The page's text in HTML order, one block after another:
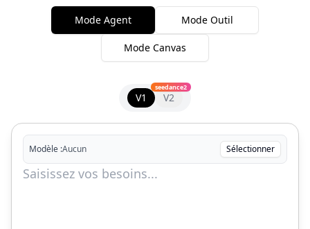
Mode Agent Mode Outil
Mode Canvas
V1 V2
seedance2
Modèle :Aucun Sélectionner